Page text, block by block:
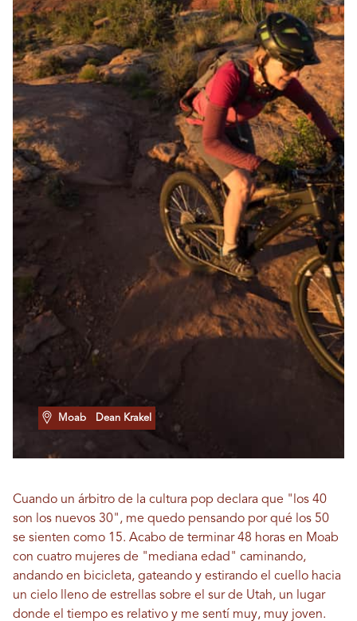
Moab Dean Krakel
Cuando un árbitro de la cultura pop declara que "los 40
son los nuevos 30", me quedo pensando por qué los 50
se sienten como 15. Acabo de terminar 48 horas en Moab
con cuatro mujeres de "mediana edad" caminando,
andando en bicicleta, gateando y estirando el cuello hacia
un cielo lleno de estrellas sobre el sur de Utah, un lugar
donde el tiempo es relativo y me sentí muy, muy joven.